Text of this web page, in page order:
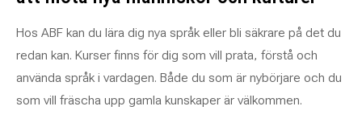
Hos ABF kan du lära dig nya språk eller bli säkrare på det du
redan kan. Kurser finns för dig som vill prata, förstå och
använda språk i vardagen. Både du som är nybörjare och du
som vill fräscha upp gamla kunskaper är välkommen.